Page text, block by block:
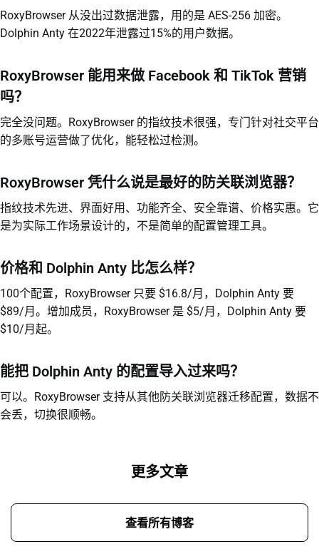
RoxyBrowser 从没出过数据泄露，用的是 AES-256 加密。
Dolphin Anty 在2022年泄露过15%的用户数据。
RoxyBrowser 能用来做 Facebook 和 TikTok 营销
吗？
完全没问题。RoxyBrowser 的指纹技术很强，专门针对社交平台
的多账号运营做了优化，能轻松过检测。
RoxyBrowser 凭什么说是最好的防关联浏览器？
指纹技术先进、界面好用、功能齐全、安全靠谱、价格实惠。它
是为实际工作场景设计的，不是简单的配置管理工具。
价格和 Dolphin Anty 比怎么样？
100个配置，RoxyBrowser 只要 $16.8/月，Dolphin Anty 要
$89/月。增加成员，RoxyBrowser 是 $5/月，Dolphin Anty 要
$10/月起。
能把 Dolphin Anty 的配置导入过来吗？
可以。RoxyBrowser 支持从其他防关联浏览器迁移配置，数据不
会丢，切换很顺畅。
更多文章
查看所有博客